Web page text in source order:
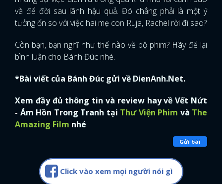
và để đời sau lãnh hậu quả. Đó chẳng phải là một ý
tưởng ổn so với việc hai mẹ con Ruja, Rachel rời đi sao?
Còn bạn, bạn nghĩ như thế nào về bộ phim? Hãy để lại
bình luận cho Bánh Đúc nhé.
*Bài viết của Bánh Đúc gửi về DienAnh.Net.
Xem đầy đủ thông tin và review hay về Vết Nứt
- Ám Hồn Trong Tranh tại Thư Viện Phim và The
Amazing Film nhé
Gửi bài
Click vào xem mọi người nói gì